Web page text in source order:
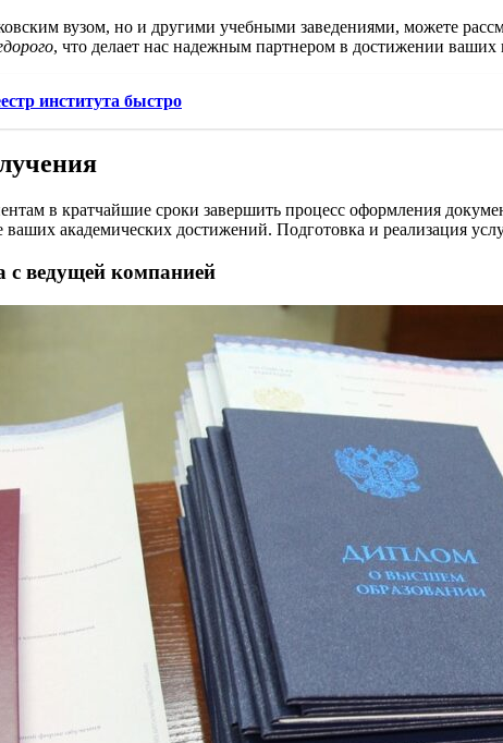
вузом, но и другими учебными заведениями, можете
, что делает нас надежным партнером в достижении ваших
института быстро
в кратчайшие сроки завершить процесс оформления
академических достижений. Подготовка и реализация
с ведущей компанией